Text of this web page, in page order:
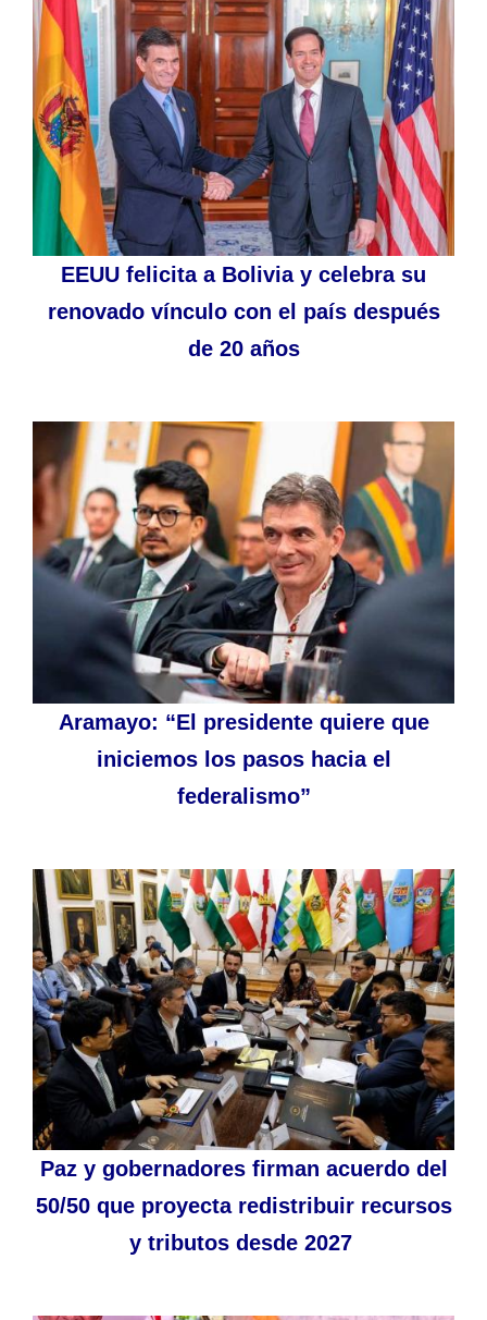
EEUU felicita a Bolivia y celebra su
renovado vínculo con el país después
de 20 años
Aramayo: “El presidente quiere que
iniciemos los pasos hacia el
federalismo”
Paz y gobernadores firman acuerdo del
50/50 que proyecta redistribuir recursos
y tributos desde 2027